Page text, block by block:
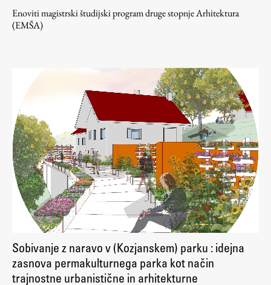
Enoviti magistrski študijski program druge stopnje Arhitektura
(EMŠA)
Sobivanje z naravo v (Kozjanskem) parku : idejna
zasnova permakulturnega parka kot način
trajnostne urbanistične in arhitekturne